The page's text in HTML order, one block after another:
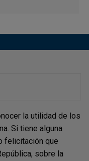
la utilidad de los
Si tiene alguna
felicitación que
sobre la